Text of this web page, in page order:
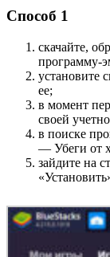
Способ 1
скачайте,
программу-
установите
ее;
в момент
своей
в поиске
— Убеги от
зайдите на